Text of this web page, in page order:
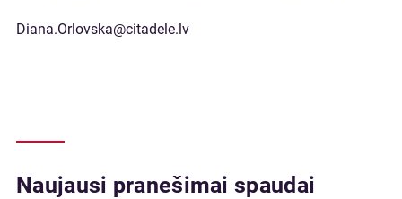
Diana.Orlovska@citadele.lv
Naujausi pranešimai spaudai